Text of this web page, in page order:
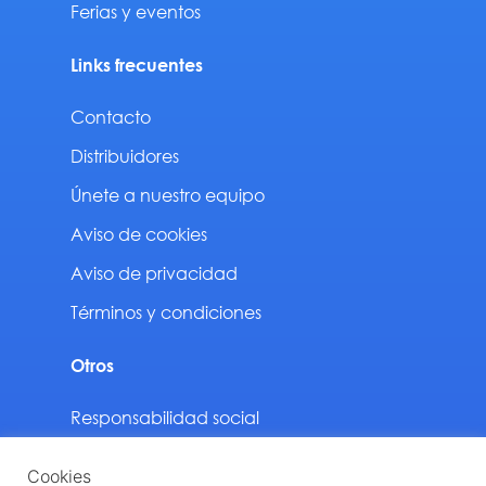
Ferias y eventos
Links frecuentes
Contacto
Distribuidores
Únete a nuestro equipo
Aviso de cookies
Aviso de privacidad
Términos y condiciones
Otros
Responsabilidad social
Cookies